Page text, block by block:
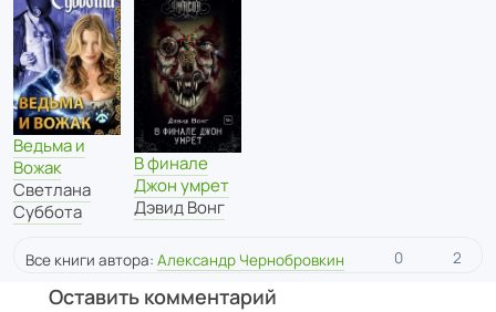
Ведьма и
Вожак
Светлана
Суббота
В финале
Джон умрет
Дэвид Вонг
Все книги автора: Александр Чернобровкин 0 2
Оставить комментарий